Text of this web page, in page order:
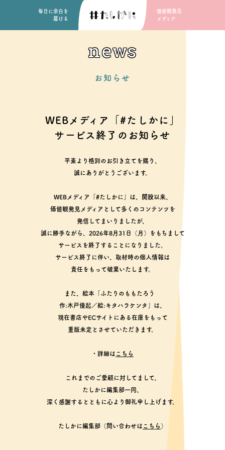
毎日に余白を
届ける
価値観発見
メディア
news
お知らせ
WEBメディア「#たしかに」
サービス終了のお知らせ
平素より格別のお引き立てを賜り、
誠にありがとうございます。
WEBメディア「#たしかに」は、開設以来、
価値観発見メディアとして多くのコンテンツを
発信してまいりましたが、
誠に勝手ながら、2026年8月31日（月）をもちまして
サービスを終了することになりました。
サービス終了に伴い、取材時の個人情報は
責任をもって破棄いたします。
また、絵本「ふたりのももたろう
作:木戸優起／絵:キタハラケンタ」は、
現在書店やECサイトにある在庫をもって
重版未定とさせていただきます。
・詳細は こちら
これまでのご愛顧に対してまして、
たしかに編集部一同、
深く感謝するとともに心より御礼申し上げます。
たしかに編集部（問い合わせは こちら ）